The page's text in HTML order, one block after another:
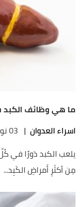
ما هي وظائف الكبد
اسراء العدوان | 03 نوفمبر 2022
يلعب الكبد دَورًا في
مِن أكثَرِ أَمراضِ الكَبِد...